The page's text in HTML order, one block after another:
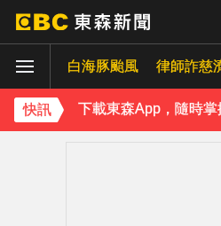
白海豚颱風 律師詐慈
快訊
下載東森App，隨時掌